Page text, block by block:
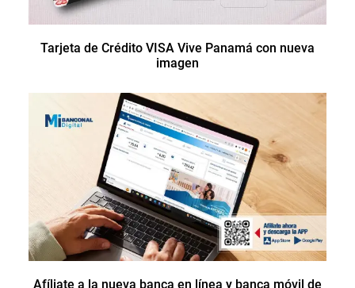
Tarjeta de Crédito VISA Vive Panamá con nueva
imagen
Afíliate a la nueva banca en línea y banca móvil de